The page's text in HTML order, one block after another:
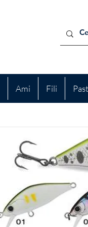
Ami Fili